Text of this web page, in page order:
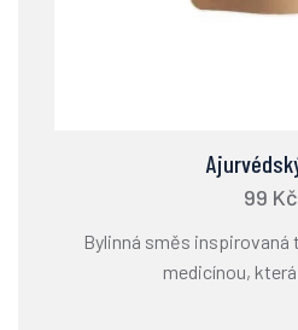
99 Kč
Bylinná směs inspirovaná
medicínou,